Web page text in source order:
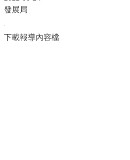
發展局
.
下載報導內容檔